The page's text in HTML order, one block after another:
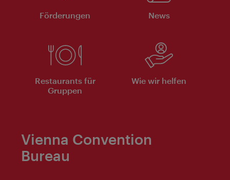
Förderungen News
Restaurants für
Gruppen
Wie wir helfen
Vienna Convention
Bureau